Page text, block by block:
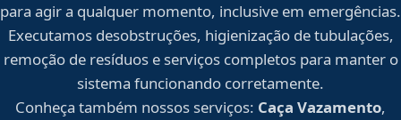
para agir a qualquer momento, inclusive em emergências.
Executamos desobstruções, higienização de tubulações,
remoção de resíduos e serviços completos para manter o
sistema funcionando corretamente.
Conheça também nossos serviços: Caça Vazamento,